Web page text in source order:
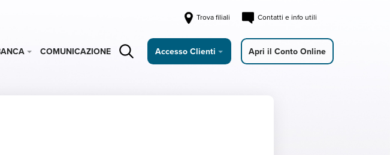
Trova filiali Contatti e info utili
COMUNICAZIONE Accesso Clienti Apri il Conto Online